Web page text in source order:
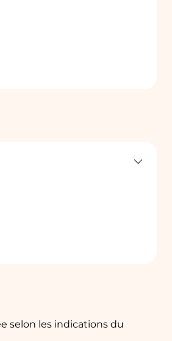
selon les indications du